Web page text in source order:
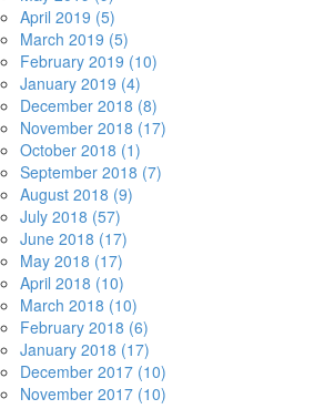
April 2019 (5)
March 2019 (5)
February 2019 (10)
January 2019 (4)
December 2018 (8)
November 2018 (17)
October 2018 (1)
September 2018 (7)
August 2018 (9)
July 2018 (57)
June 2018 (17)
May 2018 (17)
April 2018 (10)
March 2018 (10)
February 2018 (6)
January 2018 (17)
December 2017 (10)
November 2017 (10)